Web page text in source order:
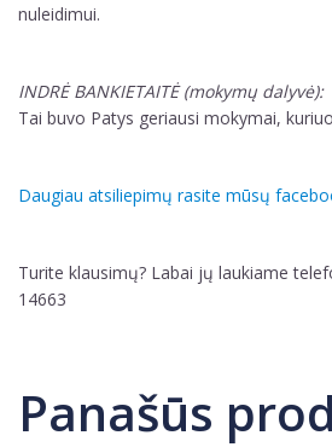
nuleidimui.
INDRĖ BANKIETAITĖ (mokymų dalyvė):
Tai buvo Patys geriausi mokymai,
Daugiau atsiliepimų rasite mūsų
Turite klausimų? Labai jų laukiame
14663
Panašūs